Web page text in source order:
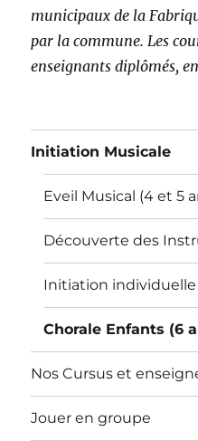
municipaux de la
par la commune. Les
enseignants diplômés,
Initiation Musicale
Eveil Musical (4 et 5
Découverte des
Initiation individuelle
Chorale Enfants (6
Nos Cursus et
Jouer en groupe